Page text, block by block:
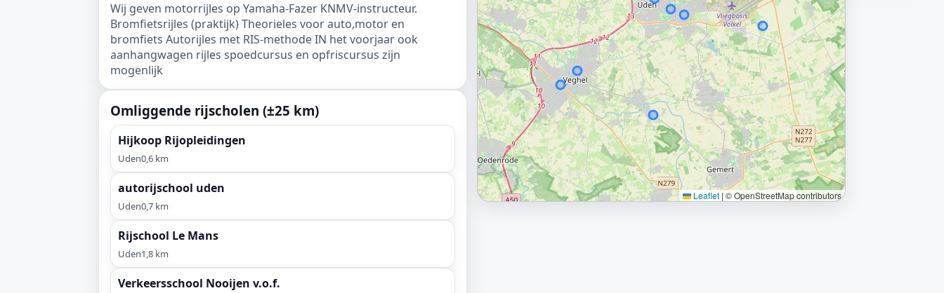
Wij geven motorrijles op Yamaha-Fazer KNMV-instructeur.
Bromfietsrijles (praktijk) Theorieles voor auto,motor en
bromfiets Autorijles met RIS-methode IN het voorjaar ook
aanhangwagen rijles spoedcursus en opfriscursus zijn
mogenlijk
Omliggende rijscholen (±25 km)
Hijkoop Rijopleidingen
Uden0,6 km
autorijschool uden
Uden0,7 km
Rijschool Le Mans
Uden1,8 km
Verkeersschool Nooijen v.o.f.
Leaflet | © OpenStreetMap contributors